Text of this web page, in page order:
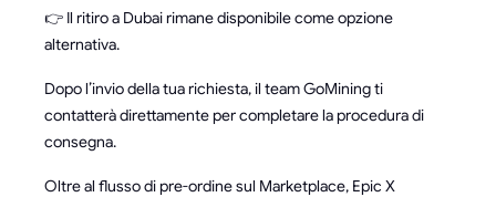
👉 Il ritiro a Dubai rimane disponibile come opzione
alternativa.
Dopo l’invio della tua richiesta, il team GoMining ti
contatterà direttamente per completare la procedura di
consegna.
Oltre al flusso di pre-ordine sul Marketplace, Epic X